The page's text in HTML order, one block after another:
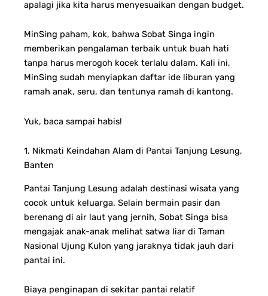
apalagi jika kita harus menyesuaikan dengan budget.
MinSing paham, kok, bahwa Sobat Singa ingin
memberikan pengalaman terbaik untuk buah hati
tanpa harus merogoh kocek terlalu dalam. Kali ini,
MinSing sudah menyiapkan daftar ide liburan yang
ramah anak, seru, dan tentunya ramah di kantong.
Yuk, baca sampai habis!
1. Nikmati Keindahan Alam di Pantai Tanjung Lesung,
Banten
Pantai Tanjung Lesung adalah destinasi wisata yang
cocok untuk keluarga. Selain bermain pasir dan
berenang di air laut yang jernih, Sobat Singa bisa
mengajak anak-anak melihat satwa liar di Taman
Nasional Ujung Kulon yang jaraknya tidak jauh dari
pantai ini.
Biaya penginapan di sekitar pantai relatif